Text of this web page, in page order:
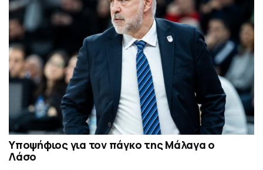
Υποψήφιος για τον πάγκο της Μάλαγα ο
Λάσο